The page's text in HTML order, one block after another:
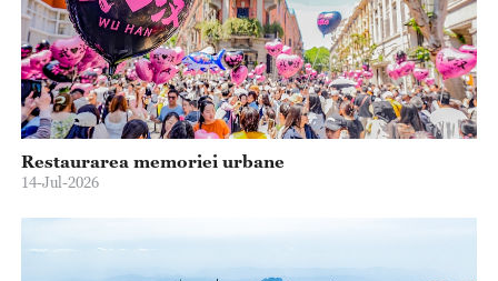
Restaurarea memoriei urbane
14-Jul-2026